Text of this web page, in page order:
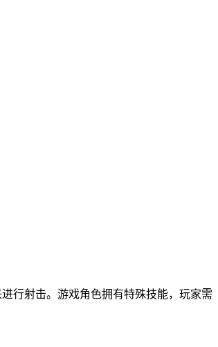
行射击。游戏角色拥有特殊技能，玩家需